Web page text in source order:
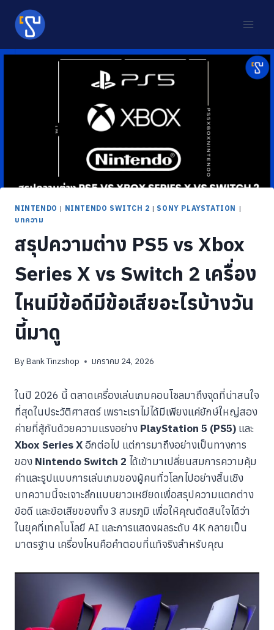
content
NINTENDO | NINTENDO SWITCH 2 | SONY PLAYSTATION |
บทความ
สรุปความต่าง PS5 vs Xbox
Series X vs Switch 2 เครื่อง
ไหนมีข้อดีมีข้อเสียอะไรบ้างวัน
นี้มาดู
ByBank Tinzshop มกราคม 24, 2026
ในปี 2026 นี้ ตลาดเครื่องเล่นเกมคอนโซลมาถึงจุดที่น่าสนใจ
ที่สุดในประวัติศาสตร์ เพราะเราไม่ได้มีเพียงแค่ยักษ์ใหญ่สอง
ค่ายที่สู้กันด้วยความแรงอย่าง PlayStation 5 (PS5) และ
Xbox Series Xอีกต่อไป แต่การมาถึงอย่างเป็นทางการ
ของ Nintendo Switch 2 ได้เข้ามาเปลี่ยนสมการความคุ้ม
ค่าและรูปแบบการเล่นเกมของผู้คนทั่วโลกไปอย่างสิ้นเชิง
บทความนี้จะเจาะลึกแบบยาวเหยียดเพื่อสรุปความแตกต่าง
ข้อดี และข้อเสียของทั้ง 3 สมรภูมิ เพื่อให้คุณตัดสินใจได้ว่า
ในยุคที่เทคโนโลยี AI และการแสดงผลระดับ 4K กลายเป็น
มาตรฐาน เครื่องไหนคือคำตอบที่แท้จริงสำหรับคุณ